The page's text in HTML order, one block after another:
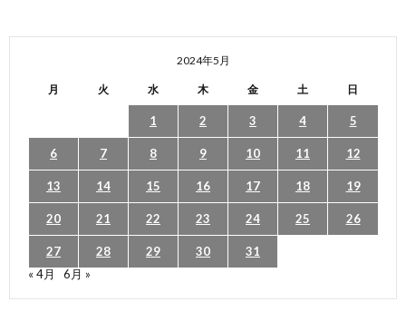
2024年5月
月 火 水 木 金 土 日
1 2 3 4 5
6 7 8 9 10 11 12
13 14 15 16 17 18 19
20 21 22 23 24 25 26
27 28 29 30
31
« 4月
6月 »